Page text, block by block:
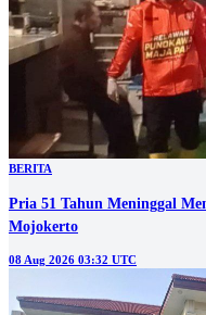
BERITA
Pria 51 Tahun Meninggal
Mojokerto
08 Aug 2026 03:32 UTC